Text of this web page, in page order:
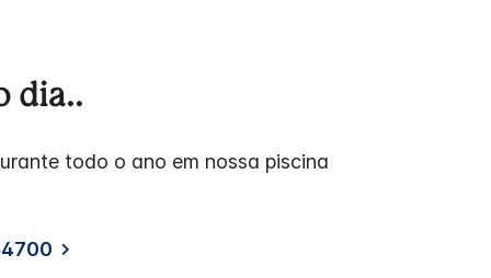
dia..
todo o ano em nossa piscina